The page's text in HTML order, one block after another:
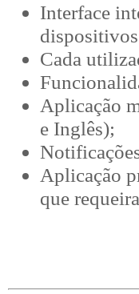
Interface
Cada
Aplicação
e Inglês);
Aplicação
que